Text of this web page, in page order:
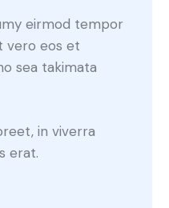
eirmod tempor
vero eos et
sea takimata
in viverra
erat.